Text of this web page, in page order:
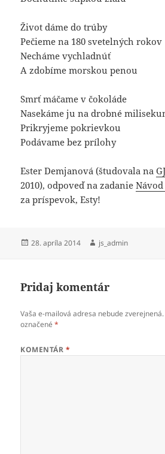
Život dáme do trúby
Pečieme na 180 svetelných rokov
Necháme vychladnúť
A zdobíme morskou penou
Smrť máčame v čokoláde
Nasekáme ju na drobné
Prikryjeme pokrievkou
Podávame bez prílohy
Ester Demjanová (študovala na
2010), odpoveď na zadanie
za príspevok, Esty!
Publikované
28. apríla 2014 Autor
js_admin
Pridaj komentár
Vaša e-mailová adresa nebude zverejnená.
označené*
KOMENTÁR *